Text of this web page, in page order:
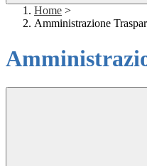
Home >
Amministrazione